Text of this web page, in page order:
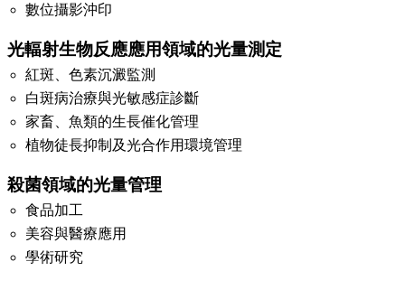
數位攝影沖印
光輻射生物反應應用領域的光量測定
紅斑、色素沉澱監測
白斑病治療與光敏感症診斷
家畜、魚類的生長催化管理
植物徒長抑制及光合作用環境管理
殺菌領域的光量管理
食品加工
美容與醫療應用
學術研究